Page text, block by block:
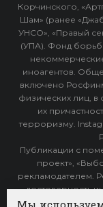
Корчинского,
Шам» (ранее
УНСО», «Правый
(УПА). Фонд
иноагентов.
включено
физических лиц,
их
терроризму.
Публикации с
проект»,
рекламодателем.
достоверность
Мы